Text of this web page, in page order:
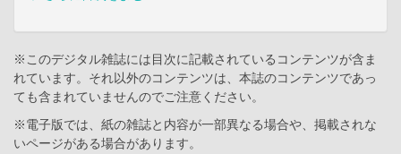
※このデジタル雑誌には目次に記載されているコンテンツが含ま
れています。それ以外のコンテンツは、本誌のコンテンツであっ
ても含まれていませんのでご注意ください。
※電子版では、紙の雑誌と内容が一部異なる場合や、掲載されな
いページがある場合があります。